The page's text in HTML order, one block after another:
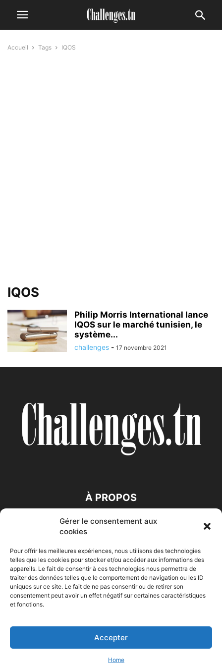
Gérer le consentement aux
cookies
Pour offrir les meilleures expériences, nous utilisons des technologies
telles que les cookies pour stocker et/ou accéder aux informations des
appareils. Le fait de consentir à ces technologies nous permettra de
traiter des données telles que le comportement de navigation ou les ID
uniques sur ce site. Le fait de ne pas consentir ou de retirer son
consentement peut avoir un effet négatif sur certaines caractéristiques
et fonctions.
Accepter
Home
Accueil Tags IQOS
IQOS
Philip Morris International lance
IQOS sur le marché tunisien, le
système...
challenges - 17 novembre 2021
À PROPOS
SUIVEZ NOUS
Accueil Economie Entreprises Entrepreneur Afrique
HIGH-TECH Auto-Moto
© Challenges.tn By AAKOM.DIGITAL